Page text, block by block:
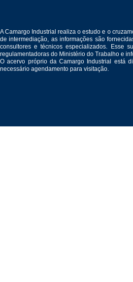
A Camargo Industrial realiza o estudo e o
de intermediação, as informações são
consultores e técnicos especializados. Esse
regulamentadoras do Ministério do Trabalho e
O acervo próprio da Camargo Industrial está
necessário agendamento para visitação.